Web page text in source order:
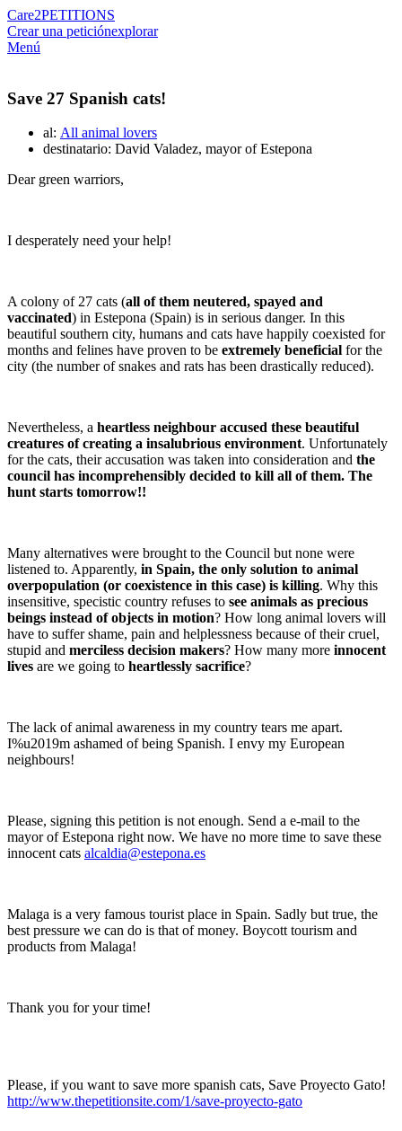
Care2PETITIONS
Crear una peticiónexplorar
Menú
Save 27 Spanish cats!
al: All animal lovers
destinatario: David Valadez, mayor of Estepona
Dear green warriors,
I desperately need your help!
A colony of 27 cats (all of them neutered, spayed and
vaccinated) in Estepona (Spain) is in serious danger. In this
beautiful southern city, humans and cats have happily coexisted for
months and felines have proven to be extremely beneficial for the
city (the number of snakes and rats has been drastically reduced).
Nevertheless, a heartless neighbour accused these beautiful
creatures of creating a insalubrious environment. Unfortunately
for the cats, their accusation was taken into consideration and the
council has incomprehensibly decided to kill all of them. The
hunt starts tomorrow!!
Many alternatives were brought to the Council but none were
listened to. Apparently, in Spain, the only solution to animal
overpopulation (or coexistence in this case) is killing. Why this
insensitive, specistic country refuses to see animals as precious
beings instead of objects in motion? How long animal lovers will
have to suffer shame, pain and helplessness because of their cruel,
stupid and merciless decision makers? How many more innocent
lives are we going to heartlessly sacrifice?
The lack of animal awareness in my country tears me apart.
I%u2019m ashamed of being Spanish. I envy my European
neighbours!
Please, signing this petition is not enough. Send a e-mail to the
mayor of Estepona right now. We have no more time to save these
innocent cats alcaldia@estepona.es
Malaga is a very famous tourist place in Spain. Sadly but true, the
best pressure we can do is that of money. Boycott tourism and
products from Malaga!
Thank you for your time!
Please, if you want to save more spanish cats, Save Proyecto Gato!
http://www.thepetitionsite.com/1/save-proyecto-gato